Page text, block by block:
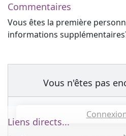
Commentaires
Vous êtes la première
informations
Vous n'êtes pas
Liens directs...